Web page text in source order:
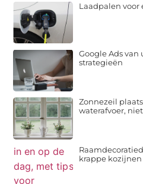
Laadpalen voor
Google Ads
strategieën
Zonnezeil
waterafvoer,
krappe kozijnen